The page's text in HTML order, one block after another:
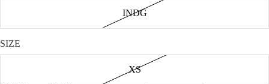
INDG
SIZE
XS